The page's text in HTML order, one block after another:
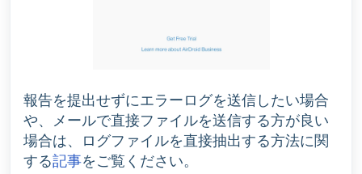
報告を提出せずにエラーログを送信したい場合
や、メールで直接ファイルを送信する方が良い
場合は、ログファイルを直接抽出する方法に関
する記事をご覧ください。